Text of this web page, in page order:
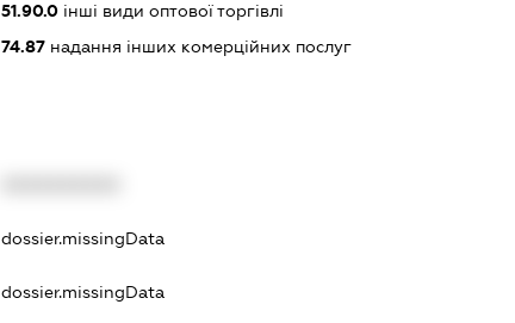
51.90.0інші види оптової торгівлі
74.87надання інших комерційних послуг
dossier.missingData
dossier.missingData